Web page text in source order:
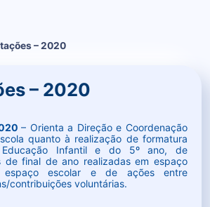
– 2020
– 2020
– Orienta a Direção e Coordenação
quanto à realização de formatura
Infantil e do 5º ano, de
de final de ano realizadas em espaço
escolar e de ações entre
contribuições voluntárias.